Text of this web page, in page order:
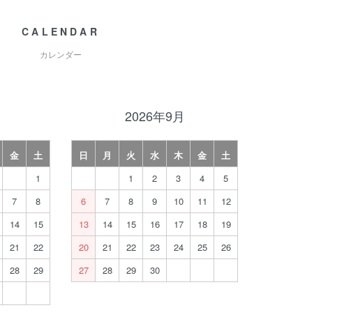
CALENDAR
カレンダー
金
土
1
7
8
14
15
21
22
28
29
2026年9月
日 月 火 水 木 金
土
1
2 3 4
5
6
7 8 9 10 11
12
13
14 15 16 17 18
19
20
21 22 23 24 25
26
27
28 29 30